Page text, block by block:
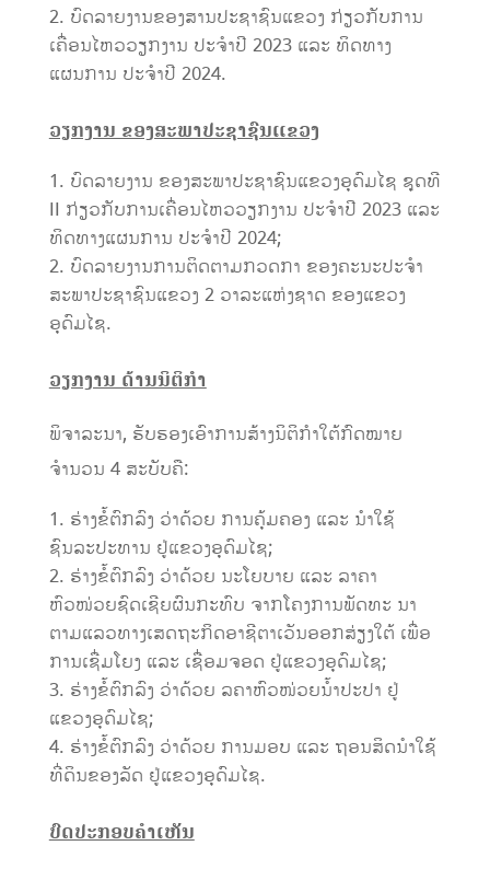
ບົດລາຍງານຂອງສານປະຊາຊົນແຂວງ ກ່ຽວກັບການ
ເຄື່ອນໄຫວວຽກງານ ປະຈຳປີ 2023 ແລະ ທິດທາງ
ແຜນການ ປະຈໍາປີ 2024.
ວຽກງານ ຂອງສະພາປະຊາຊົນແຂວງ
ບົດລາຍງານ ຂອງສະພາປະຊາຊົນແຂວງອຸດົມໄຊ ຊຸດທີ
II ກ່ຽວກັບການເຄື່ອນໄຫວວຽກງານ ປະຈຳປີ 2023 ແລະ
ທິດທາງແຜນການ ປະຈໍາປີ 2024;
ບົດລາຍງານການຕິດຕາມກວດກາ ຂອງຄະນະປະຈໍາ
ສະພາປະຊາຊົນແຂວງ 2 ວາລະແຫ່ງຊາດ ຂອງແຂວງ
ອຸດົມໄຊ.
ວຽກງານ ດ້ານນິຕິກໍາ
ພິຈາລະນາ, ຮັບຮອງເອົາການສ້າງນິຕິກຳໃຕ້ກົດໝາຍ
ຈຳນວນ 4 ສະບັບຄື:
ຮ່າງຂໍ້ຕົກລົງ ວ່າດ້ວຍ ການຄຸ້ມຄອງ ແລະ ນໍາໃຊ້
ຊົນລະປະທານ ຢູ່ແຂວງອຸດົມໄຊ;
ຮ່າງຂໍ້ຕົກລົງ ວ່າດ້ວຍ ນະໂຍບາຍ ແລະ ລາຄາ
ຫົວໜ່ວຍຊົດເຊີຍຜົນກະທົບ ຈາກໂຄງການພັດທະ ນາ
ຕາມແລວທາງເສດຖະກິດອາຊີຕາເວັນອອກສ່ຽງໃຕ້ ເພື່ອ
ການເຊື່ມໂຍງ ແລະ ເຊື່ອມຈອດ ຢູ່ແຂວງອຸດົມໄຊ;
ຮ່າງຂໍ້ຕົກລົງ ວ່າດ້ວຍ ລຄາຫົວໜ່ວຍນໍ້າປະປາ ຢູ່
ແຂວງອຸດົມໄຊ;
ຮ່າງຂໍ້ຕົກລົງ ວ່າດ້ວຍ ການມອບ ແລະ ຖອນສິດນໍາໃຊ້
ທີ່ດິນຂອງລັດ ຢູ່ແຂວງອຸດົມໄຊ.
ບົດປະກອບຄຳເຫັນ